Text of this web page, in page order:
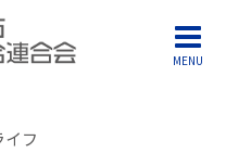
フ
MENU